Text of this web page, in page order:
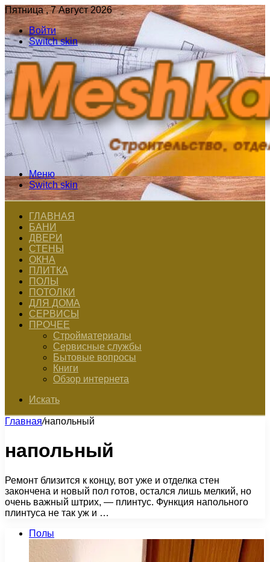
Пятница , 7 Август 2026
Войти
Switch skin
Меню
Switch skin
ГЛАВНАЯ
БАНИ
ДВЕРИ
СТЕНЫ
ОКНА
ПЛИТКА
ПОЛЫ
ПОТОЛКИ
ДЛЯ ДОМА
СЕРВИСЫ
ПРОЧЕЕ
Стройматериалы
Сервисные службы
Бытовые вопросы
Книги
Обзор интернета
Искать
Главная/напольный
напольный
Ремонт близится к концу, вот уже и отделка стен
закончена и новый пол готов, остался лишь мелкий, но
очень важный штрих, — плинтус. Функция напольного
плинтуса не так уж и …
Полы